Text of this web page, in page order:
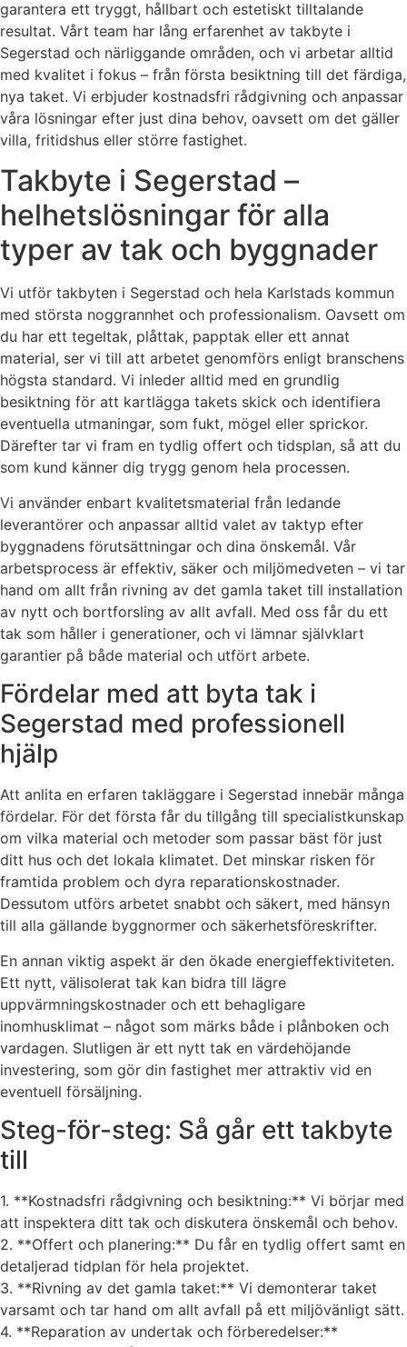
garantera ett tryggt, hållbart och estetiskt tilltalande
resultat. Vårt team har lång erfarenhet av takbyte i
Segerstad och närliggande områden, och vi arbetar alltid
med kvalitet i fokus – från första besiktning till det färdiga,
nya taket. Vi erbjuder kostnadsfri rådgivning och anpassar
våra lösningar efter just dina behov, oavsett om det gäller
villa, fritidshus eller större fastighet.
Takbyte i Segerstad –
helhetslösningar för alla
typer av tak och byggnader
Vi utför takbyten i Segerstad och hela Karlstads kommun
med största noggrannhet och professionalism. Oavsett om
du har ett tegeltak, plåttak, papptak eller ett annat
material, ser vi till att arbetet genomförs enligt branschens
högsta standard. Vi inleder alltid med en grundlig
besiktning för att kartlägga takets skick och identifiera
eventuella utmaningar, som fukt, mögel eller sprickor.
Därefter tar vi fram en tydlig offert och tidsplan, så att du
som kund känner dig trygg genom hela processen.
Vi använder enbart kvalitetsmaterial från ledande
leverantörer och anpassar alltid valet av taktyp efter
byggnadens förutsättningar och dina önskemål. Vår
arbetsprocess är effektiv, säker och miljömedveten – vi tar
hand om allt från rivning av det gamla taket till installation
av nytt och bortforsling av allt avfall. Med oss får du ett
tak som håller i generationer, och vi lämnar självklart
garantier på både material och utfört arbete.
Fördelar med att byta tak i
Segerstad med professionell
hjälp
Att anlita en erfaren takläggare i Segerstad innebär många
fördelar. För det första får du tillgång till specialistkunskap
om vilka material och metoder som passar bäst för just
ditt hus och det lokala klimatet. Det minskar risken för
framtida problem och dyra reparationskostnader.
Dessutom utförs arbetet snabbt och säkert, med hänsyn
till alla gällande byggnormer och säkerhetsföreskrifter.
En annan viktig aspekt är den ökade energieffektiviteten.
Ett nytt, välisolerat tak kan bidra till lägre
uppvärmningskostnader och ett behagligare
inomhusklimat – något som märks både i plånboken och
vardagen. Slutligen är ett nytt tak en värdehöjande
investering, som gör din fastighet mer attraktiv vid en
eventuell försäljning.
Steg-för-steg: Så går ett takbyte
till
1. **Kostnadsfri rådgivning och besiktning:** Vi börjar med
att inspektera ditt tak och diskutera önskemål och behov.
2. **Offert och planering:** Du får en tydlig offert samt en
detaljerad tidplan för hela projektet.
3. **Rivning av det gamla taket:** Vi demonterar taket
varsamt och tar hand om allt avfall på ett miljövänligt sätt.
4. **Reparation av undertak och förberedelser:**